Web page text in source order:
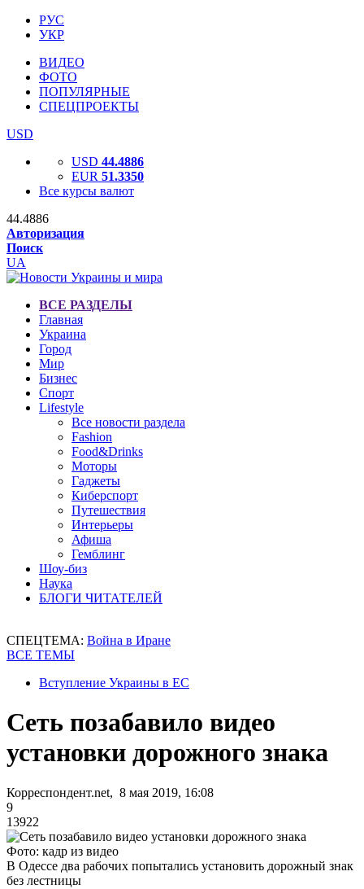
РУС
УКР
ВИДЕО
ФОТО
ПОПУЛЯРНЫЕ
СПЕЦПРОЕКТЫ
USD
USD 44.4886
EUR 51.3350
Все курсы валют
44.4886
Авторизация
Поиск
UA
ВСЕ РАЗДЕЛЫ
Главная
Украина
Город
Мир
Бизнес
Спорт
Lifestyle
Все новости раздела
Fashion
Food&Drinks
Моторы
Гаджеты
Киберспорт
Путешествия
Интерьеры
Афиша
Гемблинг
Шоу-биз
Наука
БЛОГИ ЧИТАТЕЛЕЙ
СПЕЦТЕМА: Война в Иране
ВСЕ ТЕМЫ
Вступление Украины в ЕС
Сеть позабавило видео
установки дорожного знака
Корреспондент.net, 8 мая 2019, 16:08
9
13922
Фото: кадр из видео
В Одессе два рабочих попытались установить дорожный знак
без лестницы